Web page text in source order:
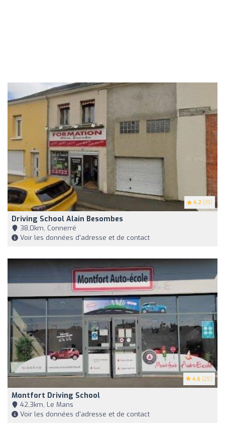
4.2 (15)
Driving School Alain Besombes
38,0km, Connerré
Voir les données d'adresse et de contact
4.6 (25)
Montfort Driving School
42,3km, Le Mans
Voir les données d'adresse et de contact